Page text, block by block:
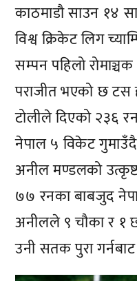
काठमाडौ साउन १४
विश्व क्रिकेट लिग
सम्पन पहिलो
पराजीत भएको छ टस
टोलीले दिएको २३६
नेपाल ५ विकेट
अनील मण्डलको
७७ रनका बाबजुद
अनीलले ९ चौका र १
उनी सतक पुरा